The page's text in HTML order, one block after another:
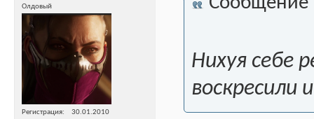
Олдовый
Регистрация
30.01.2010
Нихуя себе
воскресили